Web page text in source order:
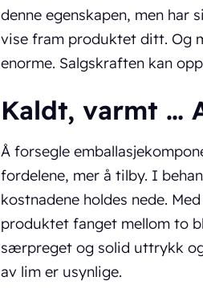
denne egenskapen, men har
vise fram produktet ditt. Og
enorme. Salgskraften kan
Kaldt, varmt …
Å forsegle
fordelene, mer å tilby. I
kostnadene holdes nede.
produktet fanget mellom to
særpreget og solid uttrykk
av lim er usynlige.